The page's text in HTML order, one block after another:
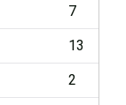
7
13
2